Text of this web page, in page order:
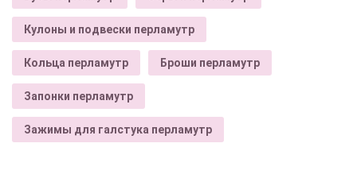
Кулоны и подвески перламутр
Кольца перламутр Броши перламутр
Запонки перламутр
Зажимы для галстука перламутр